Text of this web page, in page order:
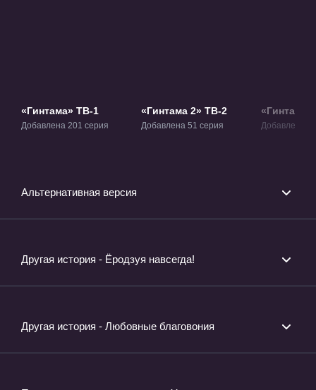
«Гинтама» ТВ-1
Добавлена 201 серия
«Гинтама 2» ТВ-2
Добавлена 51 серия
«Гинтама
Добавлена
Альтернативная версия
Другая история - Ёродзуя навсегда!
Другая история - Любовные благовония